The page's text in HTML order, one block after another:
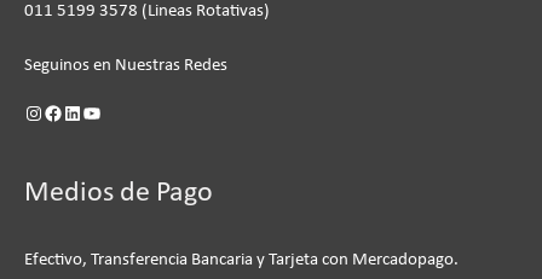
011 5199 3578 (Lineas Rotativas)
Seguinos en Nuestras Redes
Medios de Pago
Efectivo, Transferencia Bancaria y Tarjeta con Mercadopago.